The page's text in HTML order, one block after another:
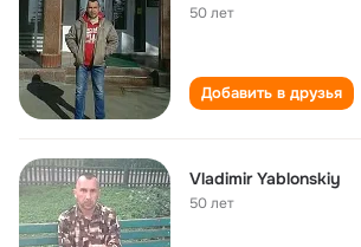
50 лет
Добавить в друзья
Vladimir Yablonskiy
50 лет